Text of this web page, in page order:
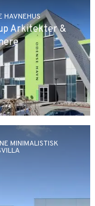
HAVNEHUS
Arkitekter &
MINIMALISTISK